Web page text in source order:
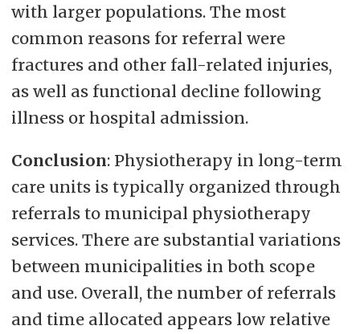
with larger populations. The most
common reasons for referral were
fractures and other fall-related injuries,
as well as functional decline following
illness or hospital admission.
Conclusion: Physiotherapy in long-term
care units is typically organized through
referrals to municipal physiotherapy
services. There are substantial variations
between municipalities in both scope
and use. Overall, the number of referrals
and time allocated appears low relative